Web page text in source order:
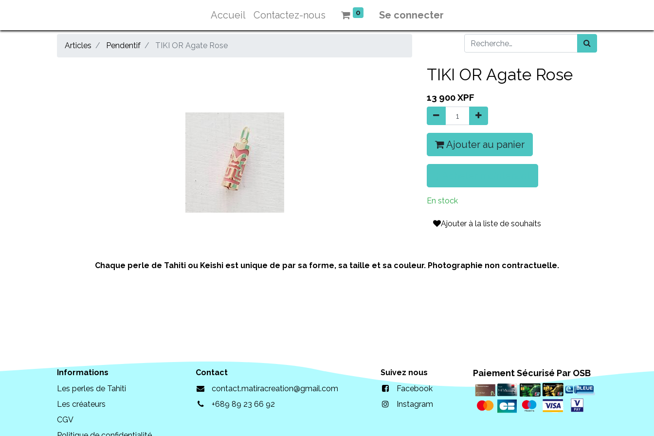
Accueil Contactez-nous 0 Se connecter
Articles Pendentif TIKI OR Agate Rose
TIKI OR Agate Rose
13 900XPF
Ajouter au panier
En stock
Ajouter à la liste de souhaits
Chaque perle de Tahiti ou Keishi est unique de par sa forme, sa taille et sa couleur. Photographie non contractuelle.
Informations
Les perles de Tahiti
Les créateurs
CGV
Contact
contact.matiracreation@gmail.com
+689 89 23 66 92
Suivez nous
Facebook
Instagram
Paiement Sécurisé Par OSB